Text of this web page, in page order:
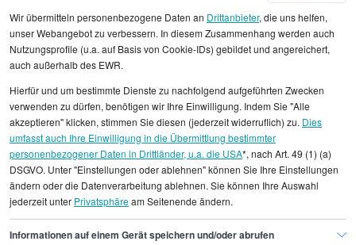
Alle angezeigten Gehaltsdaten beruhen auf
Durchschnittswerte und die Angaben können nicht
einzelnen Stellenangeboten zugeordnet werden.
Gehaltsinformationen
Logistik
Produktionslogistiker/in
Produktionslogistiker/in Dortmund
Wir übermitteln personenbezogene Daten an Drittanbieter, die uns helfen,
unser Webangebot zu verbessern. In diesem Zusammenhang werden auch
Nutzungsprofile (u.a. auf Basis von Cookie-IDs) gebildet und angereichert,
auch außerhalb des EWR.
Hierfür und um bestimmte Dienste zu nachfolgend aufgeführten Zwecken
verwenden zu dürfen, benötigen wir Ihre Einwilligung. Indem Sie "Alle
akzeptieren" klicken, stimmen Sie diesen (jederzeit widerruflich) zu. Dies
umfasst auch Ihre Einwilligung in die Übermittlung bestimmter
personenbezogener Daten in Drittländer, u.a. die USA*, nach Art. 49 (1) (a)
DSGVO. Unter "Einstellungen oder ablehnen" können Sie Ihre Einstellungen
ändern oder die Datenverarbeitung ablehnen. Sie können Ihre Auswahl
jederzeit unter Privatsphäream Seitenende ändern.
Informationen auf einem Gerät speichern und/oder abrufen